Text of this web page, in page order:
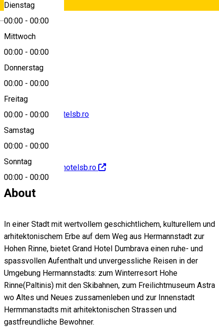
Deutsch
Dienstag
00:00 - 00:00
Mittwoch
00:00 - 00:00
Donnerstag
00:00 - 00:00
Freitag
00:00 - 00:00
Samstag
00:00 - 00:00
Sonntag
00:00 - 00:00
View on map
contact@grandhotelsb.ro
http://www.grandhotelsb.ro
About
In einer Stadt mit wertvollem geschichtlichem, kulturellem und
arhitektonischem Erbe auf dem Weg aus Hermannstadt zur
Hohen Rinne, bietet Grand Hotel Dumbrava einen ruhe- und
spassvollen Aufenthalt und unvergessliche Reisen in der
Umgebung Hermannstadts: zum Winterresort Hohe
Rinne(Paltinis) mit den Skibahnen, zum Freilichtmuseum Astra
wo Altes und Neues zussamenleben und zur Innenstadt
Hermmanstadts mit arhitektonischen Strassen und
gastfreundliche Bewohner.